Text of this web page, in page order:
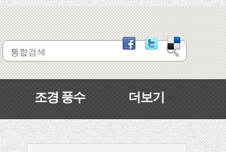
조경 풍수 더보기